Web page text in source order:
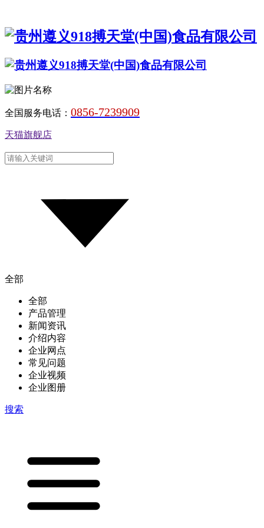
全国服务电话： 0856-7239909
天猫旗舰店
全部
全部
产品管理
新闻资讯
介绍内容
企业网点
常见问题
企业视频
企业图册
搜索